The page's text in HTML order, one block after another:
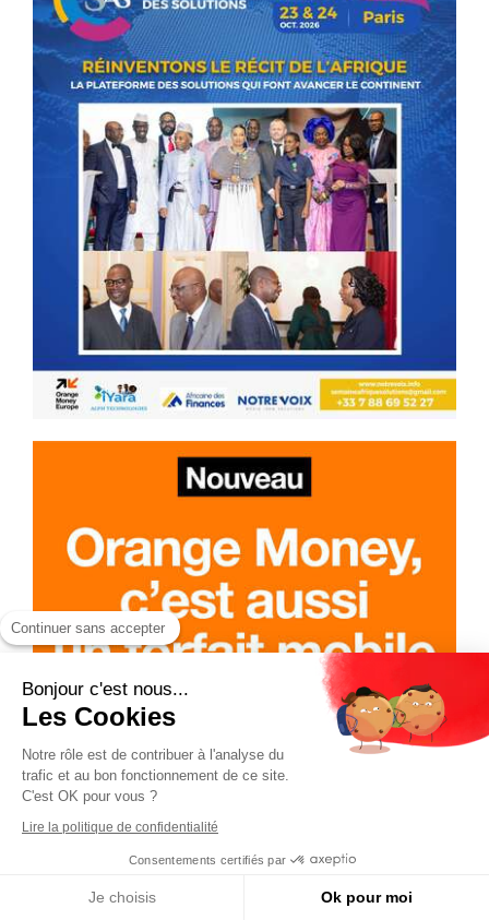
Continuer sans accepter
Bonjour c'est nous...
Les Cookies
Notre rôle est de contribuer à l'analyse du
trafic et au bon fonctionnement de ce site.
C'est OK pour vous ?
Lire la politique de confidentialité
Consentements certifiés par
Je choisis Ok pour moi